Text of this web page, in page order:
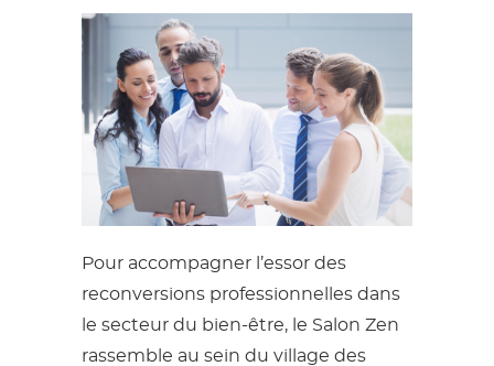
Pour accompagner l’essor des
reconversions professionnelles dans
le secteur du bien-être, le Salon Zen
rassemble au sein du village des